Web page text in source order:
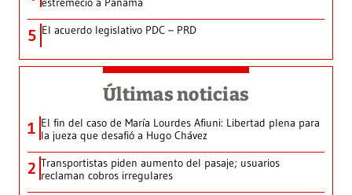
5 El acuerdo legislativo PDC – PRD
Últimas noticias
1 El fin del caso de María Lourdes Afiuni: Libertad plena para
la jueza que desafió a Hugo Chávez
2 Transportistas piden aumento del pasaje; usuarios
reclaman cobros irregulares